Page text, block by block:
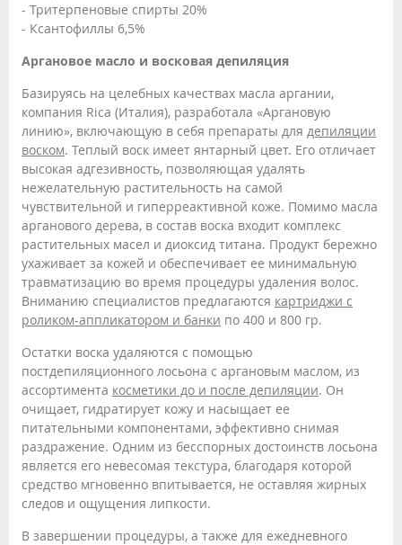
- Тритерпеновые спирты 20%
- Ксантофиллы 6,5%
Аргановое масло и восковая депиляция
Базируясь на целебных качествах масла аргании,
компания Rica (Италия), разработала «Аргановую
линию», включающую в себя препараты для депиляции
воском. Теплый воск имеет янтарный цвет. Его отличает
высокая адгезивность, позволяющая удалять
нежелательную растительность на самой
чувствительной и гиперреактивной коже. Помимо масла
арганового дерева, в состав воска входит комплекс
растительных масел и диоксид титана. Продукт бережно
ухаживает за кожей и обеспечивает ее минимальную
травматизацию во время процедуры удаления волос.
Вниманию специалистов предлагаются картриджи с
роликом-аппликатором и банки по 400 и 800 гр.
Остатки воска удаляются с помощью
постдепиляционного лосьона с аргановым маслом, из
ассортимента косметики до и после депиляции. Он
очищает, гидратирует кожу и насыщает ее
питательными компонентами, эффективно снимая
раздражение. Одним из бесспорных достоинств лосьона
является его невесомая текстура, благодаря которой
средство мгновенно впитывается, не оставляя жирных
следов и ощущения липкости.
В завершении процедуры, а также для ежедневного